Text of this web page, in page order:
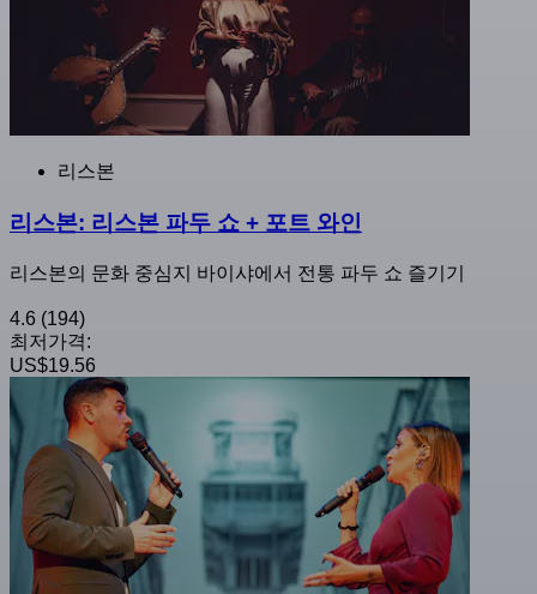
리스본
리스본: 리스본 파두 쇼 + 포트 와인
리스본의 문화 중심지 바이샤에서 전통 파두 쇼 즐기기
4.6 (194)
최저가격:
US$19.56